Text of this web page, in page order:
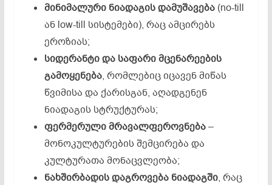
მინიმალური ნიადაგისდამუშავება(no-till
ან low-till სისტემები), რაც ამცირებს
ეროზიას;
სიდერანტი და საფარიმცენარეების
გამოყენება, რომლებიც იცავენ მიწას
წვიმისა და ქარისგან, აღადგენენ
ნიადაგის სტრუქტურას;
ფერმერულიმრავალფეროვნება–
მონოკულტურების შემცირება და
კულტურათა მონაცვლეობა;
ნახშირბადისდაგროვება ნიადაგში, რაც